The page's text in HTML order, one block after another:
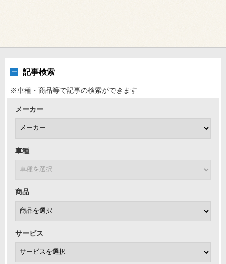
記事検索
※車種・商品等で記事の検索ができます
メーカー
車種
商品
サービス